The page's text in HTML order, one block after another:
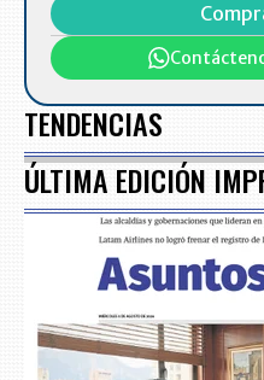
TENDENCIAS
ÚLTIMA EDICIÓN